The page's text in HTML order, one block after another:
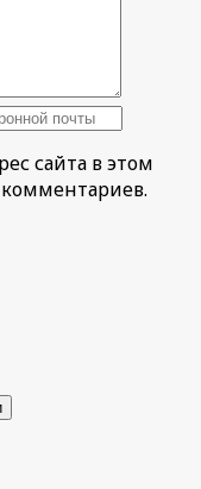
сайта в этом